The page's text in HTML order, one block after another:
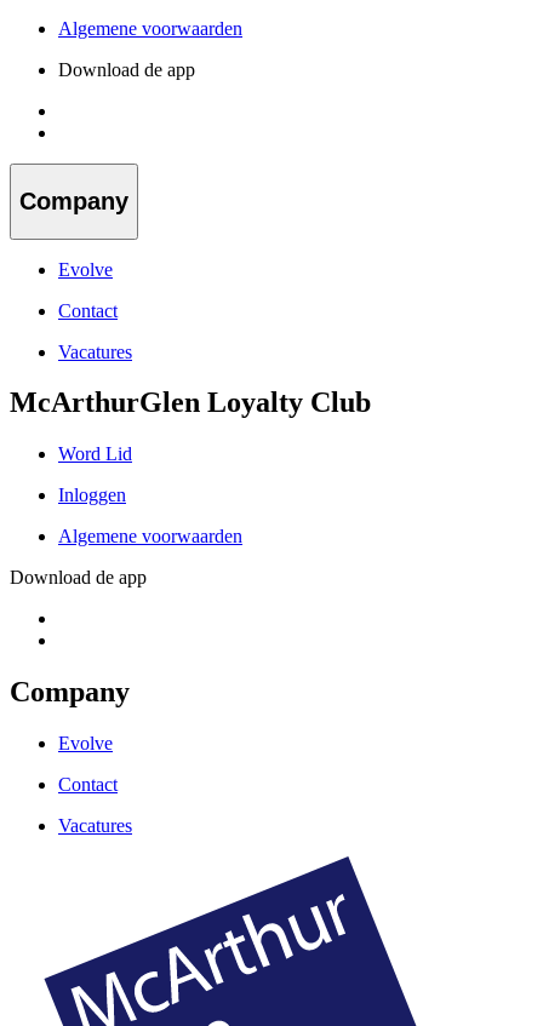
Algemene voorwaarden
Download de app
Company
Evolve
Contact
Vacatures
McArthurGlen Loyalty Club
Word Lid
Inloggen
Algemene voorwaarden
Download de app
Company
Evolve
Contact
Vacatures